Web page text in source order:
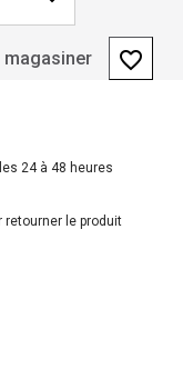
magasiner favorite_border
24 à 48 heures
retourner le produit